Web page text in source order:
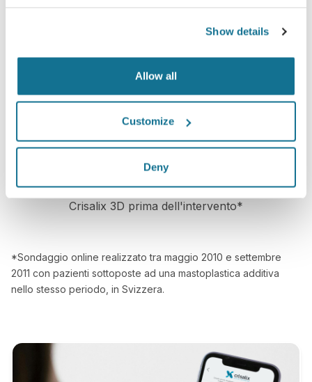
Show details
Allow all
Customize
Deny
Coinvolgere al massimo i pazienti durante la visita
li aiuta a decidere al meglio.
Soddisfatto
Il 100% delle donne dichiara di essere soddisfatto
o molto soddisfatto del risultato, se ha utilizzato
Crisalix 3D prima dell'intervento*
*Sondaggio online realizzato tra maggio 2010 e settembre
2011 con pazienti sottoposte ad una mastoplastica additiva
nello stesso periodo, in Svizzera.